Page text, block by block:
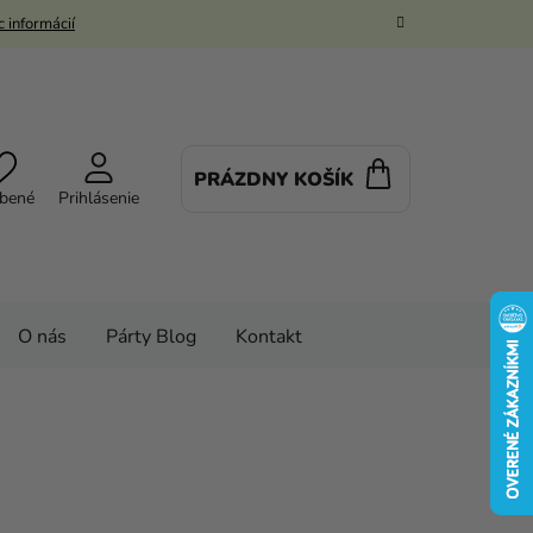
informácií
Prihlásenie
PRÁZDNY KOŠÍK
O nás Párty Blog Kontakt